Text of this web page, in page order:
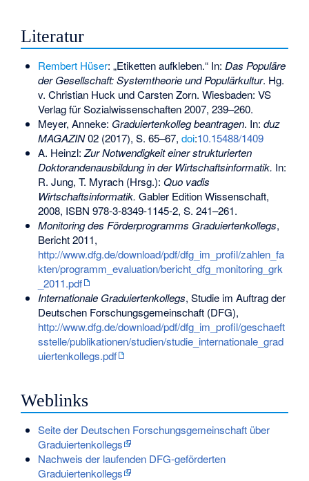
Literatur
Rembert Hüser: „Etiketten aufkleben.“ In: Das Populäre
der Gesellschaft: Systemtheorie und Populärkultur. Hg.
v. Christian Huck und Carsten Zorn. Wiesbaden: VS
Verlag für Sozialwissenschaften 2007, 239–260.
Meyer, Anneke: Graduiertenkolleg beantragen. In: duz
MAGAZIN02 (2017), S. 65–67, doi:10.15488/1409
A. Heinzl: Zur Notwendigkeit einer strukturierten
Doktorandenausbildung in der Wirtschaftsinformatik. In:
R. Jung, T. Myrach (Hrsg.): Quo vadis
Wirtschaftsinformatik. Gabler Edition Wissenschaft,
2008, ISBN 978-3-8349-1145-2, S. 241–261.
Monitoring des Förderprogramms Graduiertenkollegs,
Bericht 2011,
http://www.dfg.de/download/pdf/dfg_im_profil/zahlen_fa
kten/programm_evaluation/bericht_dfg_monitoring_grk
_2011.pdf
Internationale Graduiertenkollegs, Studie im Auftrag der
Deutschen Forschungsgemeinschaft (DFG),
http://www.dfg.de/download/pdf/dfg_im_profil/geschaeft
sstelle/publikationen/studien/studie_internationale_grad
uiertenkollegs.pdf
Weblinks
Seite der Deutschen Forschungsgemeinschaft über
Graduiertenkollegs
Nachweis der laufenden DFG-geförderten
Graduiertenkollegs